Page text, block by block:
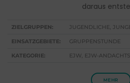
daraus
ZIELGRUPPEN: JUGENDLICHE,
EINSATZGEBIETE: GRUPPENSTUNDE
KATEGORIE: EJW, EJW-
MEHR